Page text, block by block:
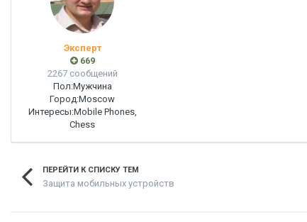
Эксперт
669
2267 сообщений
Пол:Мужчина
Город:Moscow
Интересы:Mobile Phones,
Chess
ПЕРЕЙТИ К СПИСКУ ТЕМ
Защита мобильных устройств